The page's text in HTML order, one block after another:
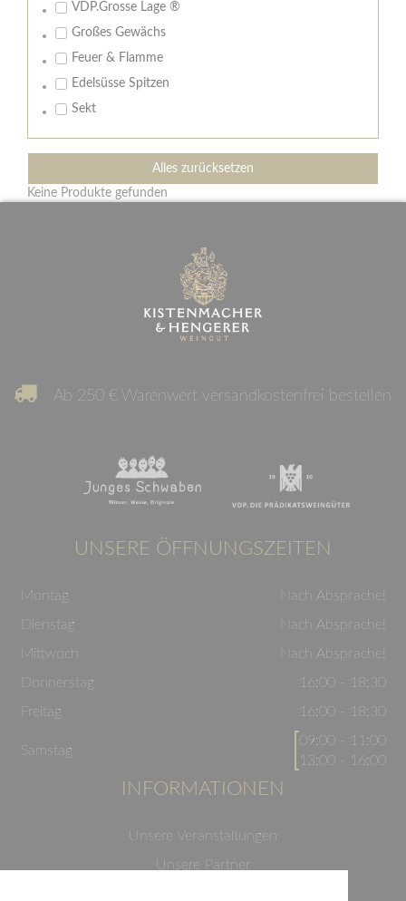
VDP.Grosse Lage ®
Großes Gewächs
Feuer & Flamme
Edelsüsse Spitzen
Sekt
Alles zurücksetzen
Keine Produkte gefunden
Ab 250 € Warenwert versandkostenfrei bestellen
UNSERE ÖFFNUNGSZEITEN
Montag
Nach Absprache!
Dienstag
Nach Absprache!
Mittwoch
Nach Absprache!
Donnerstag
16:00 - 18:30
Freitag
16:00 - 18:30
Samstag
09:00 - 11:00
13:00 - 16:00
INFORMATIONEN
Unsere Veranstaltungen
Unsere Partner